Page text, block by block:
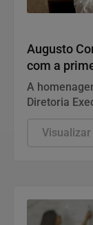
Augusto
com a
Durval
A
Diretoria
Salvador
Visualizar